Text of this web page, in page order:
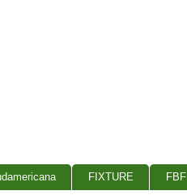
FIXTURE FBF